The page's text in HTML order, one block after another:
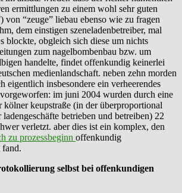
ermittlungen zu einem wohl sehr guten
von “zeuge” liebau ebenso wie zu fragen
dem einstigen szeneladenbetreiber, mal
blockte, obgleich sich diese um nichts
zum nagelbombenbau bzw. um
handelte, findet offenkundig keinerlei
medienlandschaft. neben zehn morden
eigentlich insbesondere ein verheerendes
im juni 2004 wurden durch eine
kölner keupstraße (in der überproportional
betrieben und betreiben) 22
verletzt. aber dies ist ein komplex, den
zu prozessbeginn offenkundig
fand.
selbst bei offenkundigen